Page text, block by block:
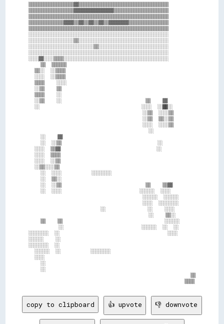
▒▒▒▒▒▒▒▒▒▒▒▒▒▒▒▒▒▒▓▓▒▒▒▒▒▒▒▒▒▒▒▒▒▒▒▒▒▒▒▒▒▒▒▒▒▒▒▒▒▒▒▒▒▒▒▒
▒▒▒▒▒▒▒▒▒▒▒▒▒▒▒▒▒▒▓▓▓▓▓▓▓▓▓▓▓▓▓▓▓▓▒▒▒▒▒▒▒▒▒▒▒▒▒▒▒▒▒▒▒▒▒▒
▒▒▒▒▒▒▒▒▒▒▒▒▒▒▒▒▒▒▒▒▒▒▒▒▒▒▒▒▒▒▒▒▒▒▒▒▒▒▒▒▒▒▒▒▒▒▒▒▒▒▒▒▒▒▒▒
▒▒▒▒▒▒▒▒▒▒▒▒▒▒▓▓▓▓▒▒▓▓▒▒▓▓▒▒▓▓▒▒▓▓▓▓▓▓▓▓▒▒▒▒▒▒▒▒▒▒▒▒▒▒▒▒
▒▒▒▒▒▒▒▒▒▒▒▒▒▒▒▒▒▒▒▒▒▒▒▒▒▒▒▒▒▒▒▒▒▒▒▒▒▒▒▒▒▒▒▒▒▒▒▒▒▒▒▒▒▒▒▒
░░░░░░░░░░░░░░░░░░░░░░░░░░░░░░░░░░░░░░░░░░░░░░░░░░░░░░░░
░░░░░░░░░░░░░░░░░░▒▒░░░░░░░░░░░░░░░░░░░░░░░░░░░░░░░░░░░░
░░░░░░░░░░░░░░░░░░░░░░░░░░▒▒░░░░░░░░░░░░░░░░░░░░░░░░░░░░
░░░░░░░░░░░░░░░░░░░░░░░░░░░░░░░░░░░░░░░░░░░░░░░░░░░░░░░░
░░░░▓▓░░░░▒▒▒▒░░░░░░░░░░░░░░░░░░░░░░░░░░░░░░░░░░░░░░░░░░
    ▒▒  ▒▒▒▒▒▒
  ▒▒░░  ░░▒▒▒▒
  ░░░░  ░░▒▒▒▒
  ▒▒▒▒    ░░░░
  ░░▒▒    ▒▒
  ▒▒▒▒    ░░
  ░░▒▒    ░░                            ▒▒    ▓▓
  ░░                                  ░░░░  ░░██░░
                                      ░░▒▒  ░░░░▒▒
                                      ░░▒▒  ▒▒░░▒▒
                                      ░░░░  ░░░░▒▒
                                        ░░
    ░░    ▓▓
    ░░  ░░▒▒                                ░░
  ░░░░  ▒▒▓▓                                ░░
  ░░░░  ▒▒▒▒
  ░░░░  ░░▒▒
  ░░▒▒░░░░▒▒
    ░░  ░░░░          ░░░░░░░░
    ░░  ▒▒░░
    ░░  ░░▒▒                            ▒▒    ▒▒▓▓
    ░░  ░░░░                          ░░░░░░  ░░░░
                                      ░░░░░░  ░░░░░░
                                      ░░░░  ░░░░░░░░
                        ░░              ░░    ░░░░
                                        ░░    ▒▒░░
    ▒▒    ▒▒                                  ░░░░░░
          ░░                          ░░░░░░  ░░  ░░
░░░░░░░░  ░░                                    ░░░░
░░░░░░    ░░
░░░░░░░░  ░░
  ░░░░░░  ░░          ░░░░░░░░
  ░░░░
    ░░
    ░░
                                                      ▒▒
copy to clipboard 👍 upvote 👎 downvote